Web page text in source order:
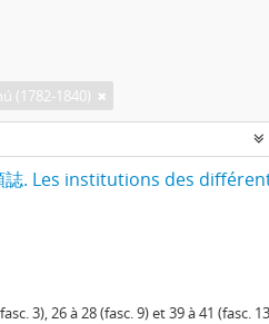
(1782-1840)
. Les institutions des
3), 26 à 28 (fasc. 9) et 39 à 41 (fasc.